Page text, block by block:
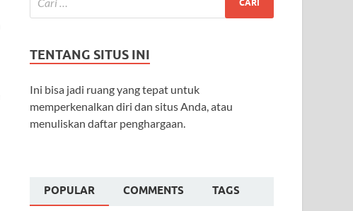
TENTANG SITUS INI
Ini bisa jadi ruang yang tepat untuk
memperkenalkan diri dan situs Anda, atau
menuliskan daftar penghargaan.
POPULAR COMMENTS TAGS